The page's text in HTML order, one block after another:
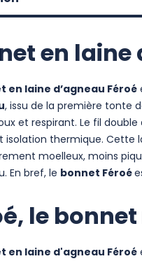
en laine
en laine d’agneau Féroé
, issu de la première tonte
et respirant. Le fil double
isolation thermique. Cette
moelleux, moins
En bref, le bonnet Féroé
le
en laine d'agneau Féroé